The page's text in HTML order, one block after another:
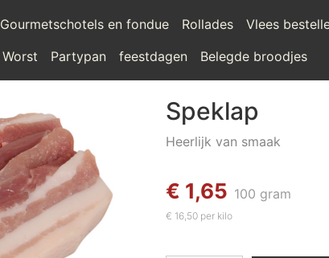
Gourmetschotels en fondue Rollades Vlees
Worst Partypan feestdagen Belegde broodjes
Speklap
Heerlijk van smaak
€ 1,65 100 gram
€ 16,50 per kilo